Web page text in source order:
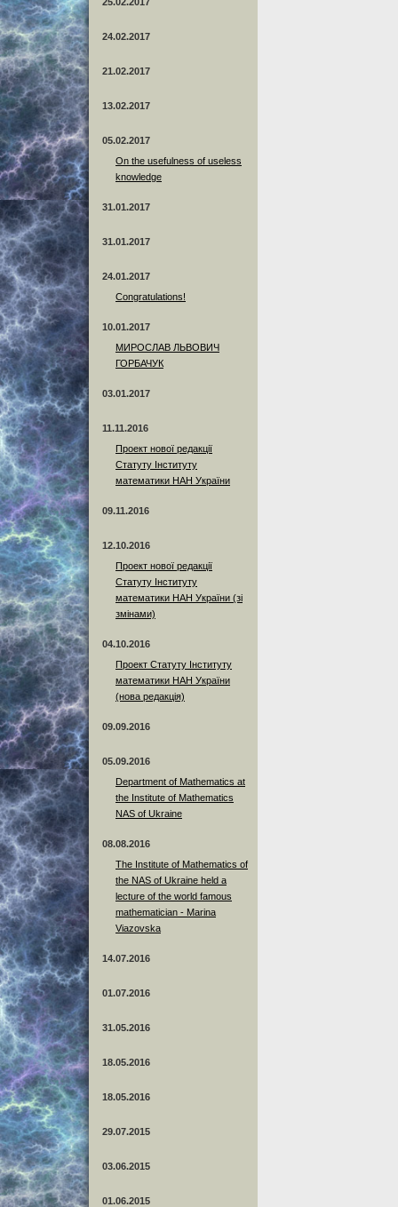
24.02.2017
21.02.2017
13.02.2017
05.02.2017
On the usefulness of useless
knowledge
31.01.2017
31.01.2017
24.01.2017
Сongratulations!
10.01.2017
МИРОСЛАВ ЛЬВОВИЧ
ГОРБАЧУК
03.01.2017
11.11.2016
Проект нової редакції
Статуту Інституту
математики НАН України
09.11.2016
12.10.2016
Проект нової редакції
Статуту Інституту
математики НАН України (зі
змінами)
04.10.2016
Проект Статуту Інституту
математики НАН України
(нова редакція)
09.09.2016
05.09.2016
Department of Mathematics at
the Institute of Mathematics
NAS of Ukraine
08.08.2016
The Institute of Mathematics of
the NAS of Ukraine held a
lecture of the world famous
mathematician - Marina
Viazovska
14.07.2016
01.07.2016
31.05.2016
18.05.2016
18.05.2016
29.07.2015
03.06.2015
01.06.2015